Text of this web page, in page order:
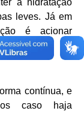
leves. Já em
é acionar
contínua, e
caso haja